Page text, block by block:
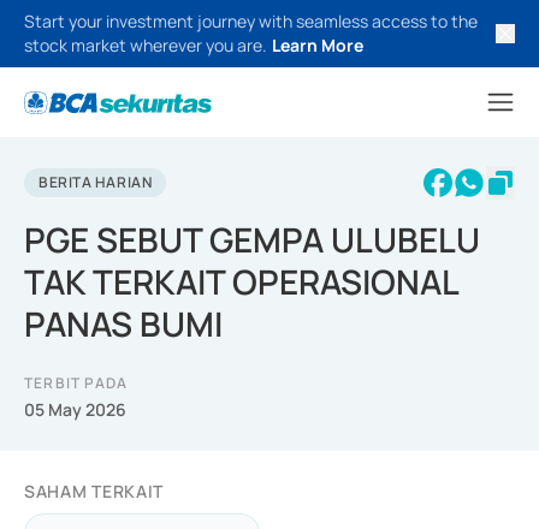
Start your investment journey with seamless access to the
stock market wherever you are. Learn More
BERITA HARIAN
PGE SEBUT GEMPA ULUBELU
TAK TERKAIT OPERASIONAL
PANAS BUMI
TERBIT PADA
05 May 2026
SAHAM TERKAIT